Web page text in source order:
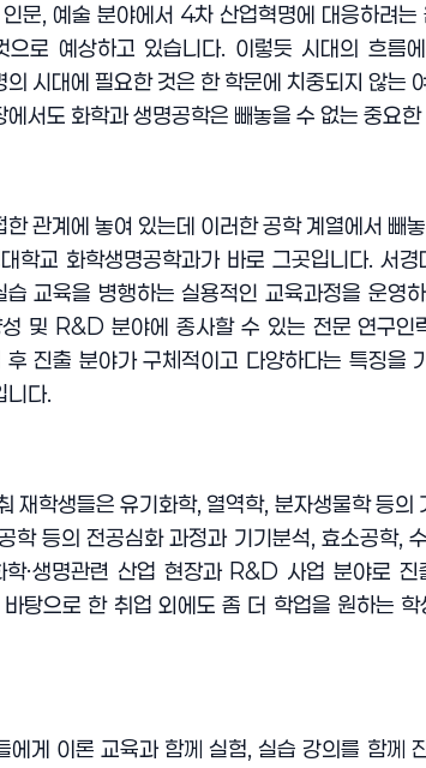
문,예술 분야에서 4차 산업혁명에 대응하려
로 예상하고 있습니다. 이렇듯 시대의 흐름
의 시대에 필요한 것은 한 학문에 치중되지 않는
서도 화학과 생명공학은 빼놓을 수 없는 중요
관계에 놓여 있는데 이러한 공학 계열에서 빼
학교 화학생명공학과가 바로 그곳입니다. 서경
교육을 병행하는 실용적인 교육과정을 운영
및 R&D분야에 종사할 수 있는 전문 연구
진출 분야가 구체적이고 다양하다는 특징을
니다.
재학생들은 유기화학, 열역학, 분자생물학 등의
학 등의 전공심화 과정과 기기분석, 효소공학,
학·생명관련 산업 현장과 R&D 사업 분야로 진
탕으로 한 취업 외에도 좀 더 학업을 원하는
에게 이론 교육과 함께 실험, 실습 강의를 함께